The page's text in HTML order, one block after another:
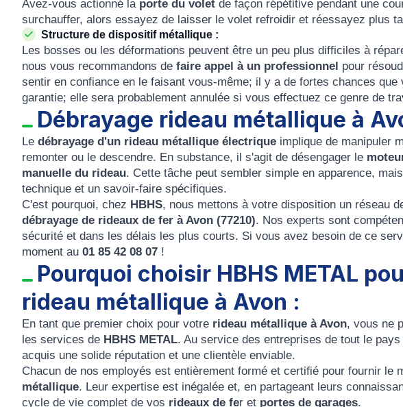
Avez-vous actionné la porte du volet de façon répétitive pendant une
surchauffer, alors essayez de laisser le volet refroidir et réessayez plus
Structure de dispositif métallique :
Les bosses ou les déformations peuvent être un peu plus difficiles à
nous vous recommandons de faire appel à un professionnel pour
sentir en confiance en le faisant vous-même; il y a de fortes chances
garantie; elle sera probablement annulée si vous effectuez ce genre de
Débrayage rideau métallique à
Le débrayage d'un rideau métallique électrique implique de manipuler
remonter ou le descendre. En substance, il s'agit de désengager le
manuelle du rideau. Cette tâche peut sembler simple en apparence,
technique et un savoir-faire spécifiques.
C'est pourquoi, chez HBHS, nous mettons à votre disposition un réseau
débrayage de rideaux de fer à Avon (77210). Nos experts sont
sécurité et dans les délais les plus courts. Si vous avez besoin de ce
moment au 01 85 42 08 07 !
Pourquoi choisir HBHS METAL
rideau métallique à Avon :
En tant que premier choix pour votre rideau métallique à Avon, vous ne
les services de HBHS METAL. Au service des entreprises de tout le
acquis une solide réputation et une clientèle enviable.
Chacun de nos employés est entièrement formé et certifié pour fournir le
métallique. Leur expertise est inégalée et, en partageant leurs
cycle de vie complet de vos rideaux de fer et portes de garages.